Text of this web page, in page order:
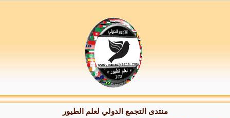
منتدى التجمع الدولي لعلم الطيور